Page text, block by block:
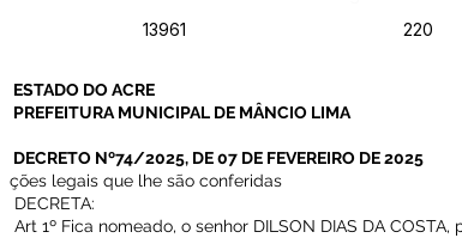
13961
220
ESTADO DO ACRE
PREFEITURA MUNICIPAL DE MÂNCIO LIMA
DECRETO Nº74/2025, DE 07 DE FEVEREIRO DE 2025
ções legais que lhe são conferidas
DECRETA:
Art 1º Fica nomeado, o senhor DILSON DIAS DA